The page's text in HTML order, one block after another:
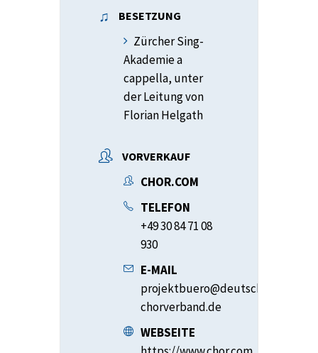
BESETZUNG
Zürcher Sing-
Akademie a
cappella, unter
der Leitung von
Florian Helgath
VORVERKAUF
CHOR.COM
TELEFON
+49 30 84 71 08
930
E-MAIL
projektbuero@deutscher-
chorverband.de
WEBSEITE